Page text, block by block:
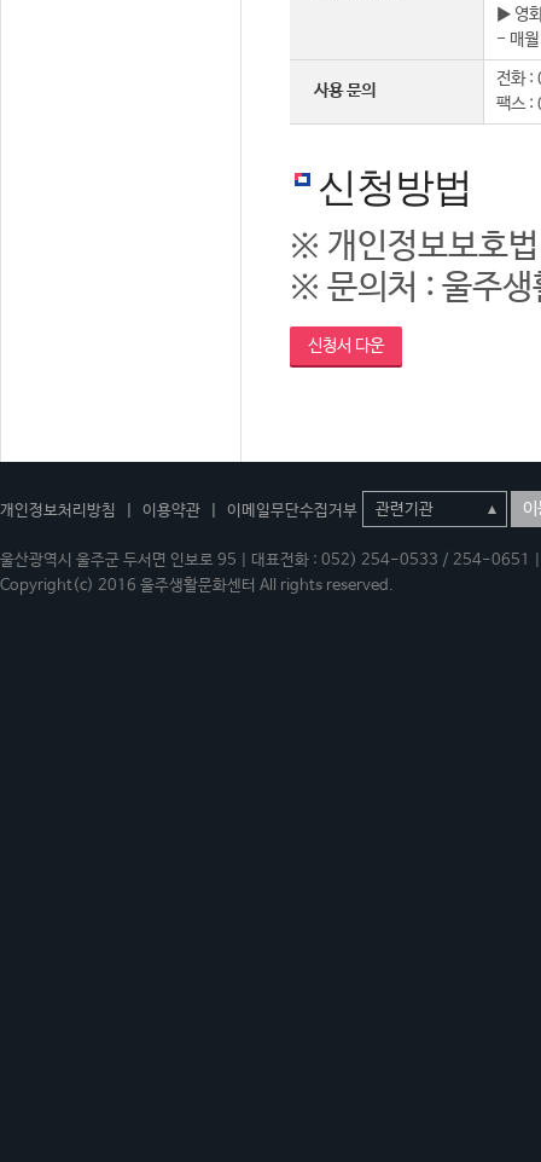
▶ 영
- 매월
사용 문의
전화
팩스
신청방법
※ 개인정보보호
※ 문의처 : 울주
신청서 다운
개인정보처리방침 이용약관 이메일무단수집거부 이
울산광역시 울주군 두서면 인보로 95 | 대표전화 : 052) 254-0533 / 254-
Copyright(c) 2016 울주생활문화센터 All rights reserved.